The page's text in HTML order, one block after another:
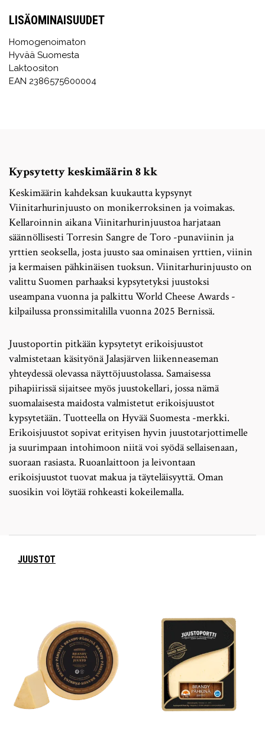
LISÄOMINAISUUDET
Homogenoimaton
Hyvää Suomesta
Laktoositon
EAN 2386575600004
Kypsytetty keskimäärin 8 kk
Keskimäärin kahdeksan kuukautta kypsynyt
Viinitarhurinjuusto on monikerroksinen ja voimakas.
Kellaroinnin aikana Viinitarhurinjuustoa harjataan
säännöllisesti Torresin Sangre de Toro -punaviinin ja
yrttien seoksella, josta juusto saa ominaisen yrttien, viinin
ja kermaisen pähkinäisen tuoksun. Viinitarhurinjuusto on
valittu Suomen parhaaksi kypsytetyksi juustoksi
useampana vuonna ja palkittu World Cheese Awards -
kilpailussa pronssimitalilla vuonna 2025 Bernissä.
Juustoportin pitkään kypsytetyt erikoisjuustot
valmistetaan käsityönä Jalasjärven liikenneaseman
yhteydessä olevassa näyttöjuustolassa. Samaisessa
pihapiirissä sijaitsee myös juustokellari, jossa nämä
suomalaisesta maidosta valmistetut erikoisjuustot
kypsytetään. Tuotteella on Hyvää Suomesta -merkki.
Erikoisjuustot sopivat erityisen hyvin juustotarjottimelle
ja suurimpaan intohimoon niitä voi syödä sellaisenaan,
suoraan rasiasta. Ruoanlaittoon ja leivontaan
erikoisjuustot tuovat makua ja täyteläisyyttä. Oman
suosikin voi löytää rohkeasti kokeilemalla.
JUUSTOT